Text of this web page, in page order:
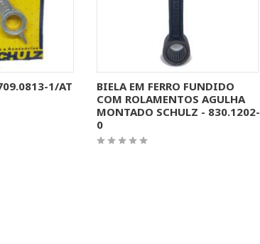
1/AT MAIS INFORMAÇÕES
BIELA EM FERRO FUNDIDO
COM ROLAMENTOS AGULHA
MONTADO SCHULZ - 830.1202-
0